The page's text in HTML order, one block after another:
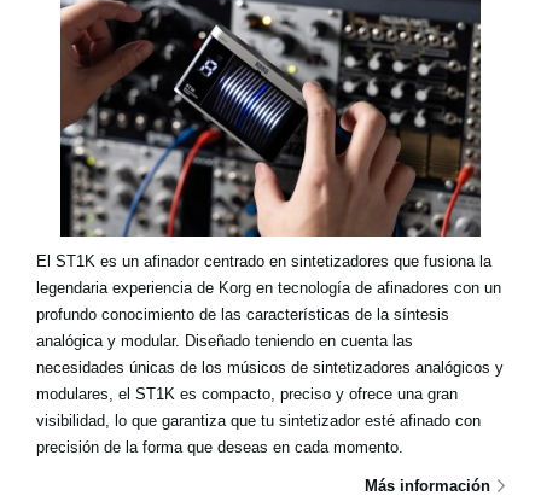
El ST1K es un afinador centrado en sintetizadores que fusiona la
legendaria experiencia de Korg en tecnología de afinadores con un
profundo conocimiento de las características de la síntesis
analógica y modular. Diseñado teniendo en cuenta las
necesidades únicas de los músicos de sintetizadores analógicos y
modulares, el ST1K es compacto, preciso y ofrece una gran
visibilidad, lo que garantiza que tu sintetizador esté afinado con
precisión de la forma que deseas en cada momento.
Más información